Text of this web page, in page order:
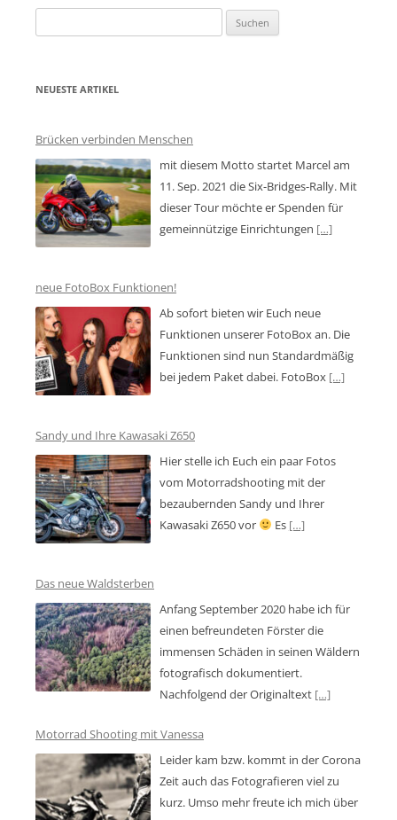
nach:
NEUESTE ARTIKEL
Brücken verbinden Menschen
mit diesem Motto startet Marcel am
11. Sep. 2021 die Six-Bridges-Rally. Mit
dieser Tour möchte er Spenden für
gemeinnützige Einrichtungen […]
neue FotoBox Funktionen!
Ab sofort bieten wir Euch neue
Funktionen unserer FotoBox an. Die
Funktionen sind nun Standardmäßig
bei jedem Paket dabei. FotoBox […]
Sandy und Ihre Kawasaki Z650
Hier stelle ich Euch ein paar Fotos
vom Motorradshooting mit der
bezaubernden Sandy und Ihrer
Kawasaki Z650 vor
Es […]
Das neue Waldsterben
Anfang September 2020 habe ich für
einen befreundeten Förster die
immensen Schäden in seinen Wäldern
fotografisch dokumentiert.
Nachfolgend der Originaltext […]
Motorrad Shooting mit Vanessa
Leider kam bzw. kommt in der Corona
Zeit auch das Fotografieren viel zu
kurz. Umso mehr freute ich mich über